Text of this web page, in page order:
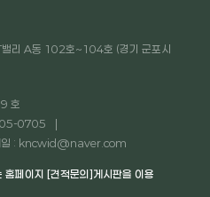
리 A동 102호~104호 (경기 군포시
호
0705
일 : kncwid@naver.com
이지 [견적문의]게시판을 이용